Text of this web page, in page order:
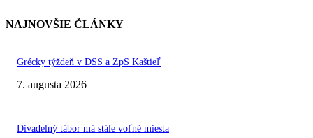
NAJNOVŠIE ČLÁNKY
Grécky týždeň v DSS a ZpS Kaštieľ
7. augusta 2026
Divadelný tábor má stále voľné miesta